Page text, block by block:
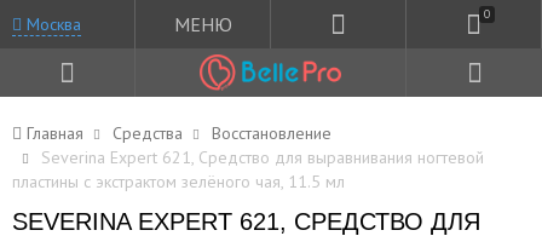
Москва МЕНЮ 0
Главная Средства
Восстановление
Severina Expert 621, Средство для выравнивания ногтевой
пластины с экстрактом зелёного чая, 11.5 мл
SEVERINA EXPERT 621, СРЕДСТВО ДЛЯ